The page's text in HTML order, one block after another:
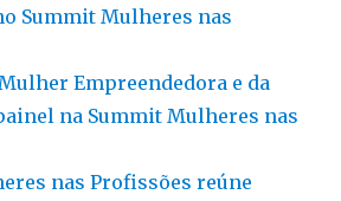
Summit Mulheres nas
Empreendedora e da
na Summit Mulheres nas
nas Profissões reúne